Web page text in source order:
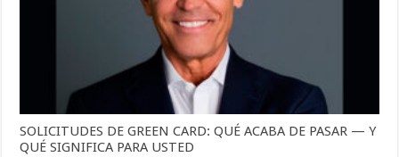
SOLICITUDES DE GREEN CARD: QUÉ ACABA DE PASAR — Y
QUÉ SIGNIFICA PARA USTED